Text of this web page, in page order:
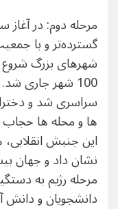
مرحله دوم: در آغاز
گسترده‌تر و با
شهرهای بزرگ
100 شهر جاری
سراسری شد و
ها و محله ها حجاب
این جنبش
نشان داد و جهان
مرحله رژیم به
دانشجویان و دانش